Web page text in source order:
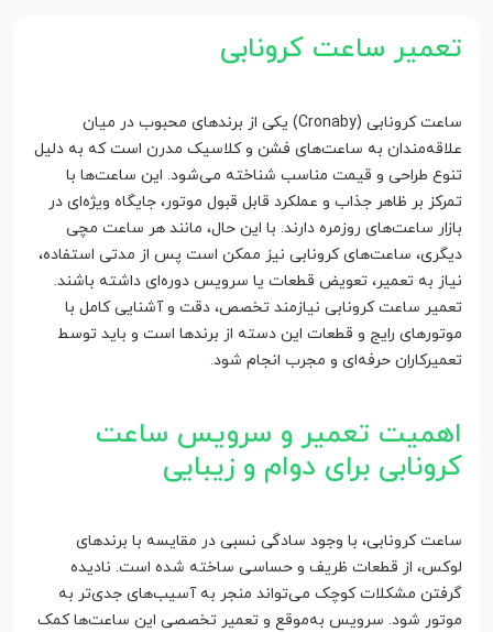
تعمیر ساعت کرونابی
ساعت کرونابی (Cronaby) یکی از برندهای محبوب در میان
علاقه‌مندان به ساعت‌های فشن و کلاسیک مدرن است که به دلیل
تنوع طراحی و قیمت مناسب شناخته می‌شود. این ساعت‌ها با
تمرکز بر ظاهر جذاب و عملکرد قابل قبول موتور، جایگاه ویژه‌ای در
بازار ساعت‌های روزمره دارند. با این حال، مانند هر ساعت مچی
دیگری، ساعت‌های کرونابی نیز ممکن است پس از مدتی استفاده،
نیاز به تعمیر، تعویض قطعات یا سرویس دوره‌ای داشته باشند.
تعمیر ساعت کرونابی نیازمند تخصص، دقت و آشنایی کامل با
موتورهای رایج و قطعات این دسته از برندها است و باید توسط
تعمیرکاران حرفه‌ای و مجرب انجام شود.
اهمیت تعمیر و سرویس ساعت
کرونابی برای دوام و زیبایی
ساعت کرونابی، با وجود سادگی نسبی در مقایسه با برندهای
لوکس، از قطعات ظریف و حساسی ساخته شده است. نادیده
گرفتن مشکلات کوچک می‌تواند منجر به آسیب‌های جدی‌تر به
موتور شود. سرویس به‌موقع و تعمیر تخصصی این ساعت‌ها کمک